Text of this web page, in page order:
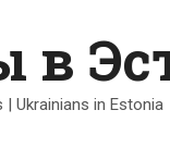
в
| Ukrainians in Estonia